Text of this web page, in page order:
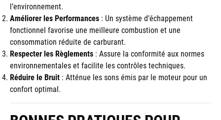
l’environnement.
Améliorer les Performances : Un système d’échappement
fonctionnel favorise une meilleure combustion et une
consommation réduite de carburant.
Respecter les Règlements : Assure la conformité aux normes
environnementales et facilite les contrôles techniques.
Réduire le Bruit : Atténue les sons émis par le moteur pour un
confort optimal.